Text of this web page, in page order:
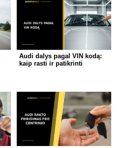
Audi dalys pagal VIN kodą:
kaip rasti ir patikrinti